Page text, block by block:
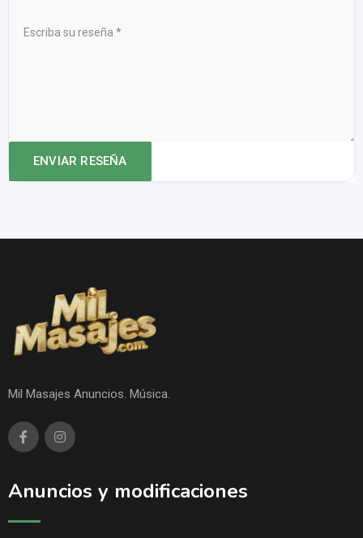
Mil Masajes Anuncios. Música.
Anuncios y modificaciones